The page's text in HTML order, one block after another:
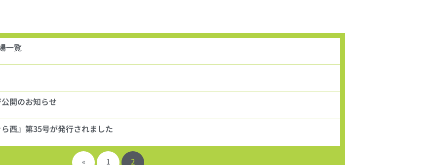
一覧
開のお知らせ
西』第35号が発行されました
« 1 2